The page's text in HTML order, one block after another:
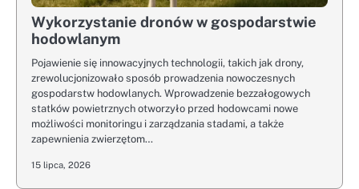
Wykorzystanie dronów w gospodarstwie
hodowlanym
Pojawienie się innowacyjnych technologii, takich jak drony,
zrewolucjonizowało sposób prowadzenia nowoczesnych
gospodarstw hodowlanych. Wprowadzenie bezzałogowych
statków powietrznych otworzyło przed hodowcami nowe
możliwości monitoringu i zarządzania stadami, a także
zapewnienia zwierzętom…
15 lipca, 2026